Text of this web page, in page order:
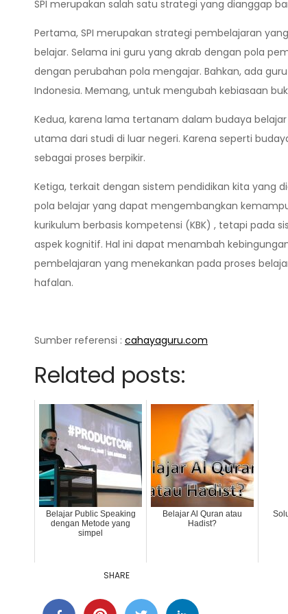
SPI merupakan salah satu strategi yang dianggap
Pertama, SPI merupakan strategi pembelajaran
belajar. Selama ini guru yang akrab dengan pola
dengan perubahan pola mengajar. Bahkan, ada
Indonesia. Memang, untuk mengubah kebiasaan
Kedua, karena lama tertanam dalam budaya
utama dari studi di luar negeri. Karena seperti
sebagai proses berpikir.
Ketiga, terkait dengan sistem pendidikan kita yang
pola belajar yang dapat mengembangkan
kurikulum berbasis kompetensi (KBK) , tetapi pada
aspek kognitif. Hal ini dapat menambah
pembelajaran yang menekankan pada proses
hafalan.
Sumber referensi : cahayaguru.com
Related posts:
Belajar Public Speaking
dengan Metode yang
simpel
Belajar Al Quran atau
Hadist?
SHARE